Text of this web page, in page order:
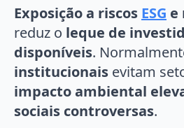
Exposição a riscos ESG e
reduz o leque de
disponíveis.
institucionais evitam
impacto ambiental
sociais controversas.